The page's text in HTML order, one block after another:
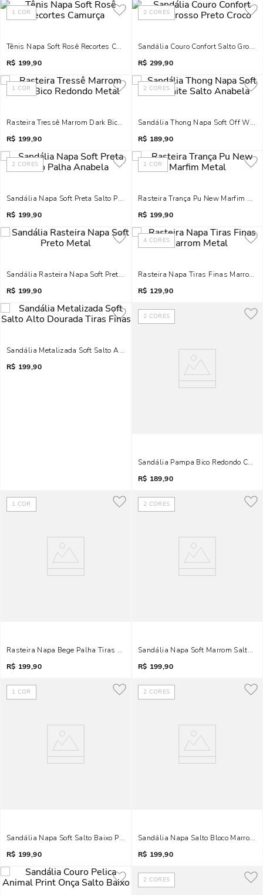
1 COR
Tênis Napa Soft Rosê Recortes Camurça
R$ 199,90
2 CORES
Sandália Couro Confort Salto Grosso
R$ 299,90
1 COR
Rasteira Tressê Marrom Dark Bico Redondo Metal
R$ 199,90
2 CORES
Sandália Thong Napa Soft Off
R$ 189,90
2 CORES
Sandália Napa Soft Preta Salto Palha Anabela
R$ 199,90
1 COR
Rasteira Trança Pu New Marfim
R$ 199,90
Sandália Rasteira Napa Soft Preto Metal
R$ 199,90
4 CORES
Rasteira Napa Tiras Finas Marrom
R$ 129,90
Sandália Metalizada Soft Salto Alto Dourada Tiras Finas
R$ 199,90
2 CORES
Sandália Pampa Bico Redondo
R$ 189,90
1 COR
Rasteira Napa Bege Palha Tiras Metal
R$ 199,90
2 CORES
Sandália Napa Soft Marrom Salto
R$ 199,90
1 COR
Sandália Napa Soft Salto Baixo Preta Bico Fino
R$ 199,90
2 CORES
Sandália Napa Salto Bloco Marrom
R$ 199,90
2 CORES